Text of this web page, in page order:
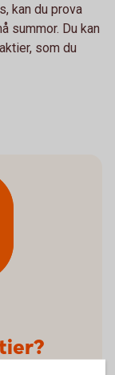
kan du prova
summor. Du kan
som du